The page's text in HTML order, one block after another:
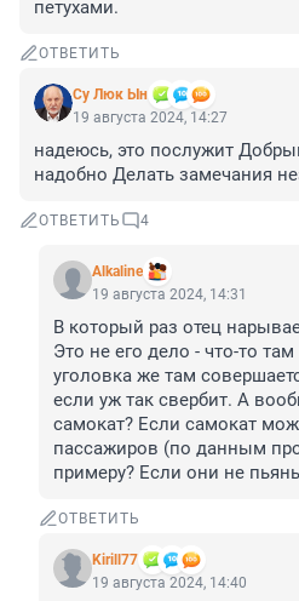
петухами.
ОТВЕТИТЬ
Су Люк Ын
19 августа 2024, 14:27
надеюсь, это послужит
надобно Делать замечания
ОТВЕТИТЬ 4
Alkaline
19 августа 2024, 14:31
В который раз отец
Это не его дело - что-то
уголовка же там
если уж так свербит. А
самокат? Если самокат
пассажиров (по данным
примеру? Если они не
ОТВЕТИТЬ
Kirill77
19 августа 2024, 14:40